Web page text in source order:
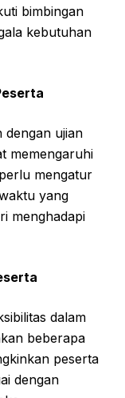
bimbingan
kebutuhan
dengan ujian
memengaruhi
mengatur
yang
menghadapi
dalam
beberapa
peserta
dengan